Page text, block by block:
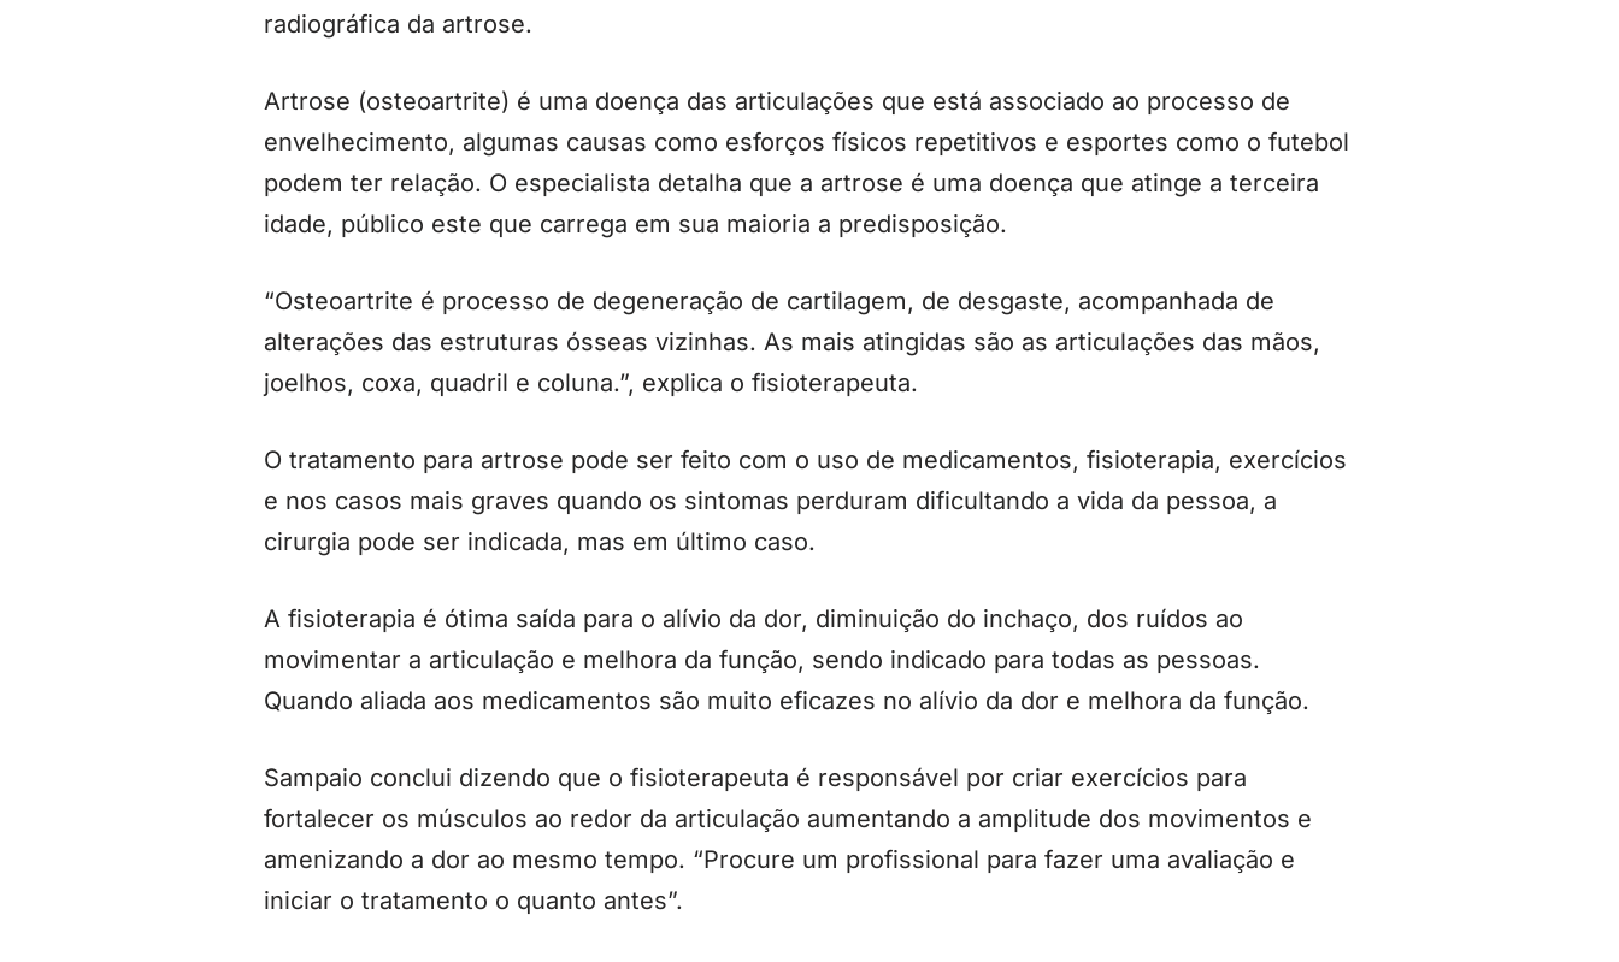
radiográfica da artrose.
Artrose (osteoartrite) é uma doença das articulações que está associado ao processo de
envelhecimento, algumas causas como esforços físicos repetitivos e esportes como o futebol
podem ter relação. O especialista detalha que a artrose é uma doença que atinge a terceira
idade, público este que carrega em sua maioria a predisposição.
“Osteoartrite é processo de degeneração de cartilagem, de desgaste, acompanhada de
alterações das estruturas ósseas vizinhas. As mais atingidas são as articulações das mãos,
joelhos, coxa, quadril e coluna.”, explica o fisioterapeuta.
O tratamento para artrose pode ser feito com o uso de medicamentos, fisioterapia, exercícios
e nos casos mais graves quando os sintomas perduram dificultando a vida da pessoa, a
cirurgia pode ser indicada, mas em último caso.
A fisioterapia é ótima saída para o alívio da dor, diminuição do inchaço, dos ruídos ao
movimentar a articulação e melhora da função, sendo indicado para todas as pessoas.
Quando aliada aos medicamentos são muito eficazes no alívio da dor e melhora da função.
Sampaio conclui dizendo que o fisioterapeuta é responsável por criar exercícios para
fortalecer os músculos ao redor da articulação aumentando a amplitude dos movimentos e
amenizando a dor ao mesmo tempo. “Procure um profissional para fazer uma avaliação e
iniciar o tratamento o quanto antes”.